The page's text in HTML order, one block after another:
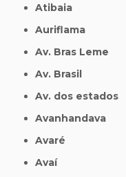
Atibaia
Auriflama
Av. Bras Leme
Av. Brasil
Av. dos estados
Avanhandava
Avaré
Avaí